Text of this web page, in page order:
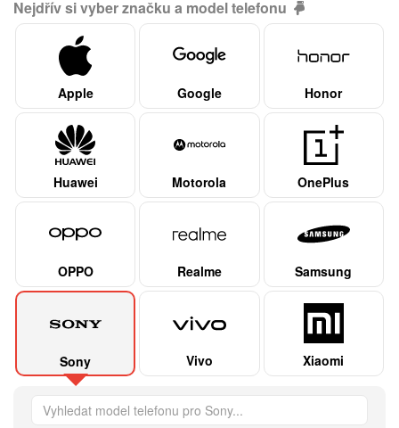
Nejdřív si vyber značku a model telefonu
Apple Google Honor
Huawei Motorola OnePlus
OPPO Realme Samsung
Sony Vivo Xiaomi